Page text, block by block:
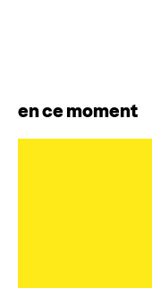
en ce moment